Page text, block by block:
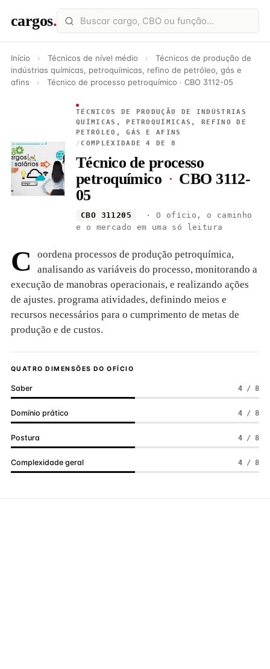
cargos.
Início › Técnicos de nível médio ›
Técnicos de produção de
indústrias químicas, petroquímicas, refino de petróleo, gás e
afins
› Técnico de processo petroquímico · CBO 3112-05
TÉCNICOS DE PRODUÇÃO DE INDÚSTRIAS
QUÍMICAS, PETROQUÍMICAS, REFINO DE
PETRÓLEO, GÁS E AFINS
/ COMPLEXIDADE 4 DE 8
Técnico de processo
petroquímico · CBO 3112-
05
CBO 311205
· O ofício, o caminho
e o mercado em uma só leitura
C
oordena processos de produção petroquímica,
analisando as variáveis do processo, monitorando a
execução de manobras operacionais, e realizando ações
de ajustes. programa atividades, definindo meios e
recursos necessários para o cumprimento de metas de
produção e de custos.
QUATRO DIMENSÕES DO OFÍCIO
Saber 4 / 8
Domínio prático 4 / 8
Postura 4 / 8
Complexidade geral 4 / 8